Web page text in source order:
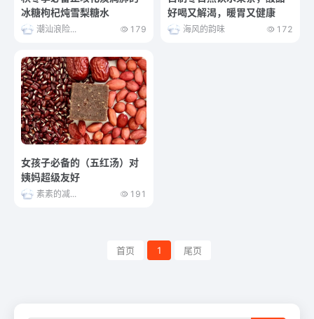
冰糖枸杞炖雪梨糖水
潮汕浪险... 179
好喝又解渴，暖胃又健康
海风的韵味 172
女孩子必备的（五红汤）对
姨妈超级友好
素素的减... 191
首页 1 尾页